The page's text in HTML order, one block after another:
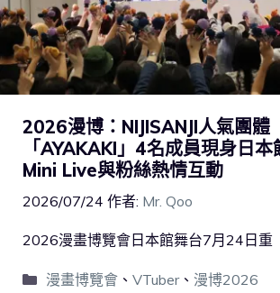
2026漫博：NIJISANJI人氣團體
「AYAKAKI」4名成員現身日本
Mini Live與粉絲熱情互動
2026/07/24 作者: Mr. Qoo
2026漫畫博覽會日本館舞台7月24日重
漫畫博覽會、 VTuber、 漫博2026